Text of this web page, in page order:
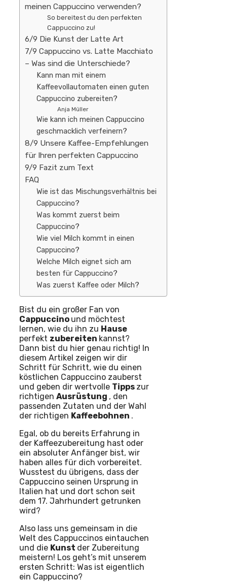
meinen Cappuccino verwenden?
So bereitest du den perfekten
Cappuccino zu!
6/9 Die Kunst der Latte Art
7/9 Cappuccino vs. Latte Macchiato
– Was sind die Unterschiede?
Kann man mit einem
Kaffeevollautomaten einen guten
Cappuccino zubereiten?
Anja Müller
Wie kann ich meinen Cappuccino
geschmacklich verfeinern?
8/9 Unsere Kaffee-Empfehlungen
für Ihren perfekten Cappuccino
9/9 Fazit zum Text
FAQ
Wie ist das Mischungsverhältnis bei
Cappuccino?
Was kommt zuerst beim
Cappuccino?
Wie viel Milch kommt in einen
Cappuccino?
Welche Milch eignet sich am
besten für Cappuccino?
Was zuerst Kaffee oder Milch?
Bist du ein großer Fan von
Cappuccino und möchtest
lernen, wie du ihn zu Hause
perfekt zubereiten kannst?
Dann bist du hier genau richtig! In
diesem Artikel zeigen wir dir
Schritt für Schritt, wie du einen
köstlichen Cappuccino zauberst
und geben dir wertvolle Tipps zur
richtigen Ausrüstung , den
passenden Zutaten und der Wahl
der richtigen Kaffeebohnen .
Egal, ob du bereits Erfahrung in
der Kaffeezubereitung hast oder
ein absoluter Anfänger bist, wir
haben alles für dich vorbereitet.
Wusstest du übrigens, dass der
Cappuccino seinen Ursprung in
Italien hat und dort schon seit
dem 17. Jahrhundert getrunken
wird?
Also lass uns gemeinsam in die
Welt des Cappuccinos eintauchen
und die Kunst der Zubereitung
meistern! Los geht’s mit unserem
ersten Schritt: Was ist eigentlich
ein Cappuccino?